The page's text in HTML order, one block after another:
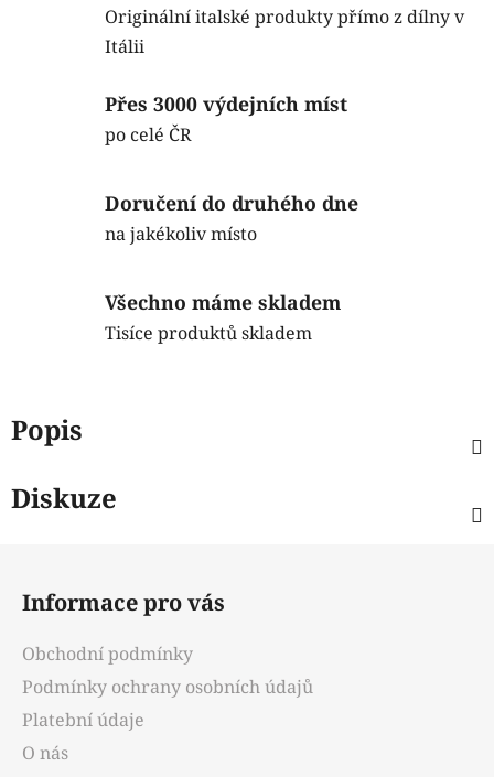
Originální italské produkty přímo z dílny v
Itálii
Přes 3000 výdejních míst
po celé ČR
Doručení do druhého dne
na jakékoliv místo
Všechno máme skladem
Tisíce produktů skladem
Popis
Diskuze
Informace pro vás
Obchodní podmínky
Podmínky ochrany osobních údajů
Platební údaje
O nás